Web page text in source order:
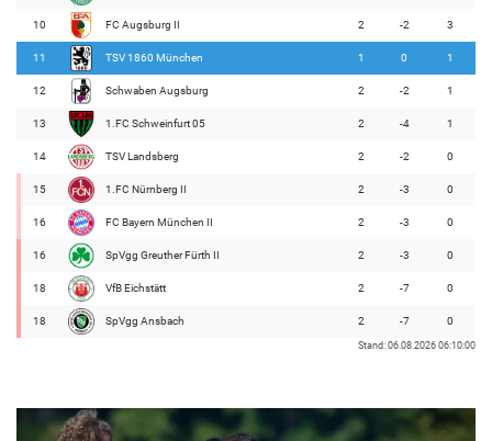
10 FC Augsburg II 2 -2 3
11 TSV 1860 München 1 0 1
12 Schwaben Augsburg 2 -2 1
13 1.FC Schweinfurt 05 2 -4 1
14 TSV Landsberg 2 -2 0
15 1.FC Nürnberg II 2 -3 0
16 FC Bayern München II 2 -3 0
16 SpVgg Greuther Fürth II 2 -3 0
18 VfB Eichstätt 2 -7 0
18 SpVgg Ansbach 2 -7 0
Stand: 06.08.2026 06:10:00